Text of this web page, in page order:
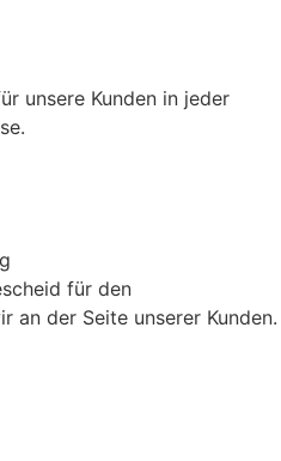
unsere Kunden in jeder
für den
an der Seite unserer Kunden.